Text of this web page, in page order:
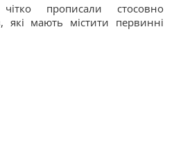
прописали стосовно
які мають містити первинні